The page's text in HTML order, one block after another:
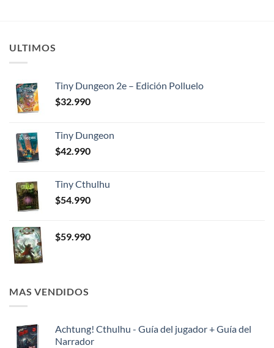
ULTIMOS
Tiny Dungeon 2e – Edición Polluelo
$32.990
Tiny Dungeon
$42.990
Tiny Cthulhu
$54.990
$59.990
MAS VENDIDOS
Achtung! Cthulhu - Guía del jugador + Guía del
Narrador